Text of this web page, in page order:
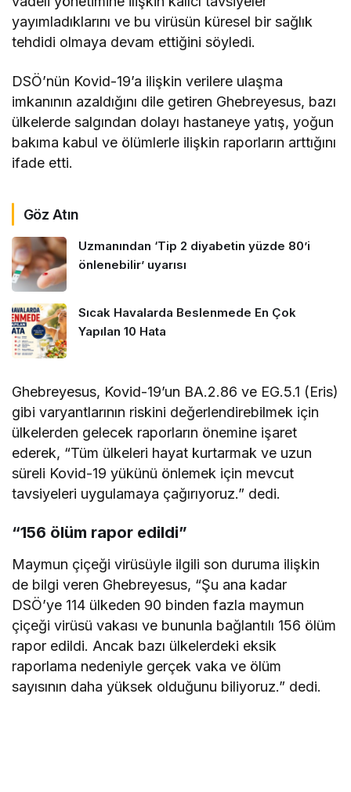
yayımladıklarını ve bu virüsün küresel bir sağlık
tehdidi olmaya devam ettiğini söyledi.
DSÖ’nün Kovid-19’a ilişkin verilere ulaşma
imkanının azaldığını dile getiren Ghebreyesus, bazı
ülkelerde salgından dolayı hastaneye yatış, yoğun
bakıma kabul ve ölümlerle ilişkin raporların arttığını
ifade etti.
Göz Atın
Uzmanından ‘Tip 2 diyabetin yüzde 80’i
önlenebilir’ uyarısı
Sıcak Havalarda Beslenmede En Çok
Yapılan 10 Hata
Ghebreyesus, Kovid-19’un BA.2.86 ve EG.5.1 (Eris)
gibi varyantlarının riskini değerlendirebilmek için
ülkelerden gelecek raporların önemine işaret
ederek, “Tüm ülkeleri hayat kurtarmak ve uzun
süreli Kovid-19 yükünü önlemek için mevcut
tavsiyeleri uygulamaya çağırıyoruz.” dedi.
“156 ölüm rapor edildi”
Maymun çiçeği virüsüyle ilgili son duruma ilişkin
de bilgi veren Ghebreyesus, “Şu ana kadar
DSÖ’ye 114 ülkeden 90 binden fazla maymun
çiçeği virüsü vakası ve bununla bağlantılı 156 ölüm
rapor edildi. Ancak bazı ülkelerdeki eksik
raporlama nedeniyle gerçek vaka ve ölüm
sayısının daha yüksek olduğunu biliyoruz.” dedi.